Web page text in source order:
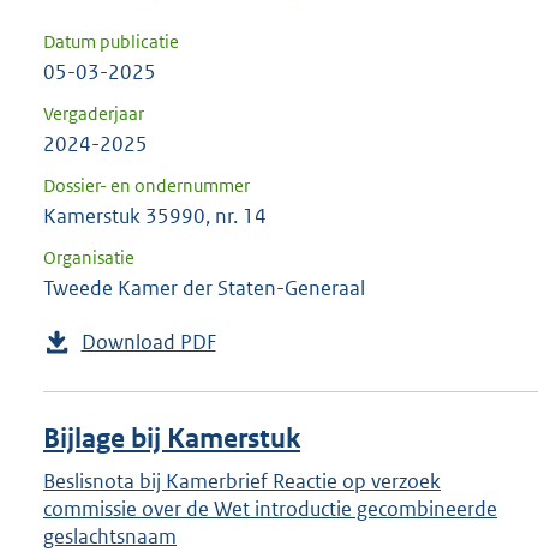
Datum publicatie
05-03-2025
Vergaderjaar
2024-2025
Dossier- en ondernummer
Kamerstuk 35990, nr. 14
Organisatie
Tweede Kamer der Staten-Generaal
Download PDF
Bijlage bij Kamerstuk
Beslisnota bij Kamerbrief Reactie op verzoek
commissie over de Wet introductie gecombineerde
geslachtsnaam